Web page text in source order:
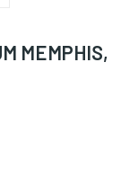
MEMPHIS,